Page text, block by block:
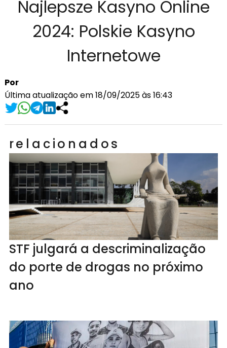
Najlepsze Kasyno Online
2024: Polskie Kasyno
Internetowe
Por
Última atualização em 18/09/2025 às 16:43
relacionados
STF julgará a descriminalização
do porte de drogas no próximo
ano